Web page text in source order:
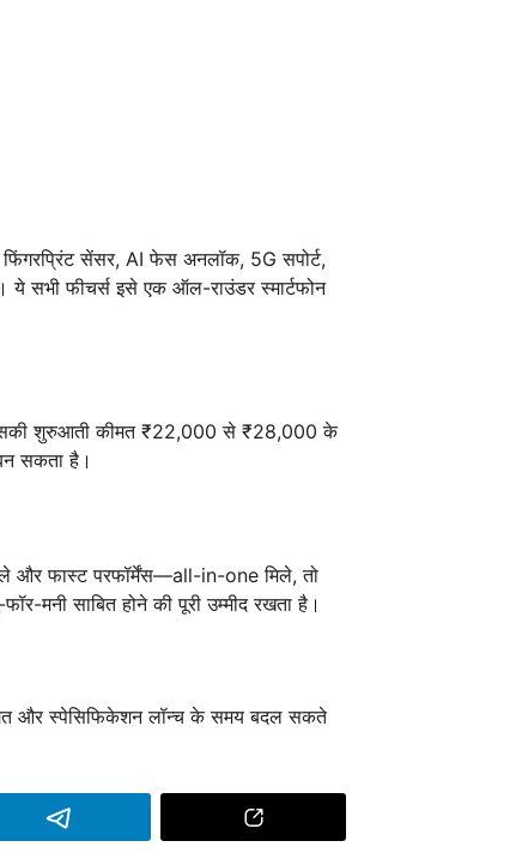
सेंसर, AI फेस अनलॉक, 5G सपोर्ट,
ये सभी फीचर्स इसे एक ऑल-राउंडर स्मार्टफोन
शुरुआती कीमत ₹22,000 से ₹28,000 के
सकता है।
और फास्ट परफॉर्मेंस—all-in-one मिले, तो
मनी साबित होने की पूरी उम्मीद रखता है।
और स्पेसिफिकेशन लॉन्च के समय बदल सकते